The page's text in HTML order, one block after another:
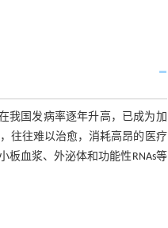
我国发病率逐年升高，已成为加
往往难以治愈，消耗高昂的医疗
板血浆、外泌体和功能性RNAs等